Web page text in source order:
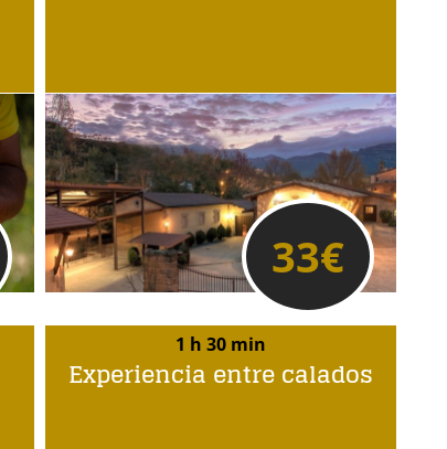
33€
1 h 30 min
Experiencia entre calados